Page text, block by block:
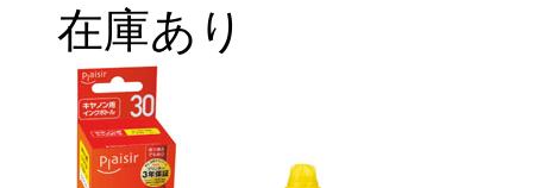
在庫あり